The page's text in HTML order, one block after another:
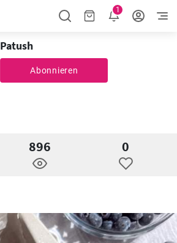
1
Patush
Abonnieren
896 0